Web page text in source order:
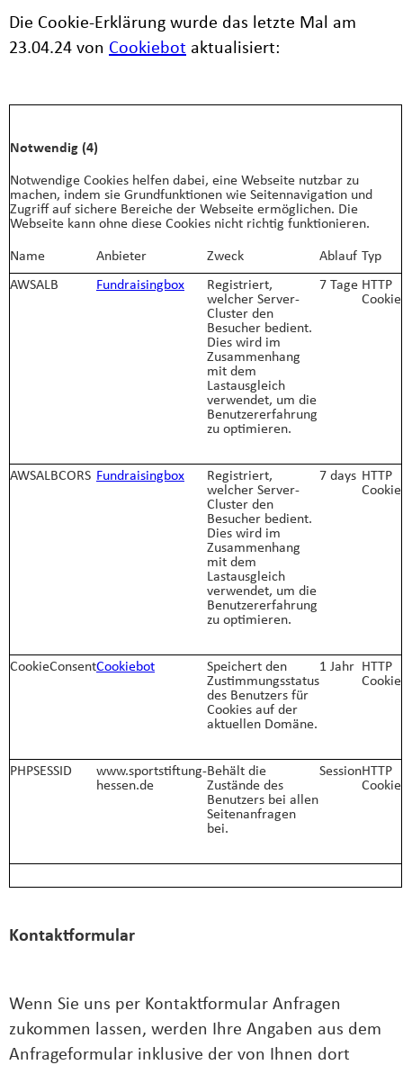
Die Cookie-Erklärung wurde das letzte Mal am
23.04.24 von Cookiebot aktualisiert:
Notwendig (4)
Notwendige Cookies helfen dabei, eine Webseite nutzbar zu
machen, indem sie Grundfunktionen wie Seitennavigation und
Zugriff auf sichere Bereiche der Webseite ermöglichen. Die
Webseite kann ohne diese Cookies nicht richtig funktionieren.
Name Anbieter Zweck Ablauf Typ
AWSALB
Fundraisingbox
Registriert,
welcher Server-
Cluster den
Besucher bedient.
Dies wird im
Zusammenhang
mit dem
Lastausgleich
verwendet, um die
Benutzererfahrung
zu optimieren.
7 Tage HTTP
Cookie
AWSALBCORS Fundraisingbox
Registriert,
welcher Server-
Cluster den
Besucher bedient.
Dies wird im
Zusammenhang
mit dem
Lastausgleich
verwendet, um die
Benutzererfahrung
zu optimieren.
7 days HTTP
Cookie
CookieConsentCookiebot
Speichert den
Zustimmungsstatus
des Benutzers für
Cookies auf der
aktuellen Domäne.
1 Jahr
HTTP
Cookie
PHPSESSID
www.sportstiftung-
hessen.de
Behält die
Zustände des
Benutzers bei allen
Seitenanfragen
bei.
SessionHTTP
Cookie
Kontaktformular
Wenn Sie uns per Kontaktformular Anfragen
zukommen lassen, werden Ihre Angaben aus dem
Anfrageformular inklusive der von Ihnen dort